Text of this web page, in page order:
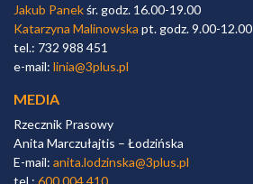
Jakub Panekśr. godz. 16.00-19.00
Katarzyna Malinowska pt. godz. 9.00-12.00
tel.: 732 988 451
e-mail: linia@3plus.pl
MEDIA
Rzecznik Prasowy
Anita Marczułajtis – Łodzińska
E-mail: anita.lodzinska@3plus.pl
tel.: 600 004 410